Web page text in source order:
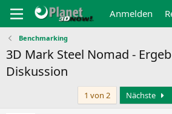
Anmelden
Benchmarking
3D Mark Steel Nomad -
Diskussion
1 von 2 Nächste